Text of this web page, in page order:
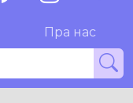
Пра нас